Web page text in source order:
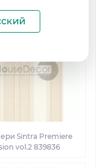
Sintra Premiere
vol.2 839836